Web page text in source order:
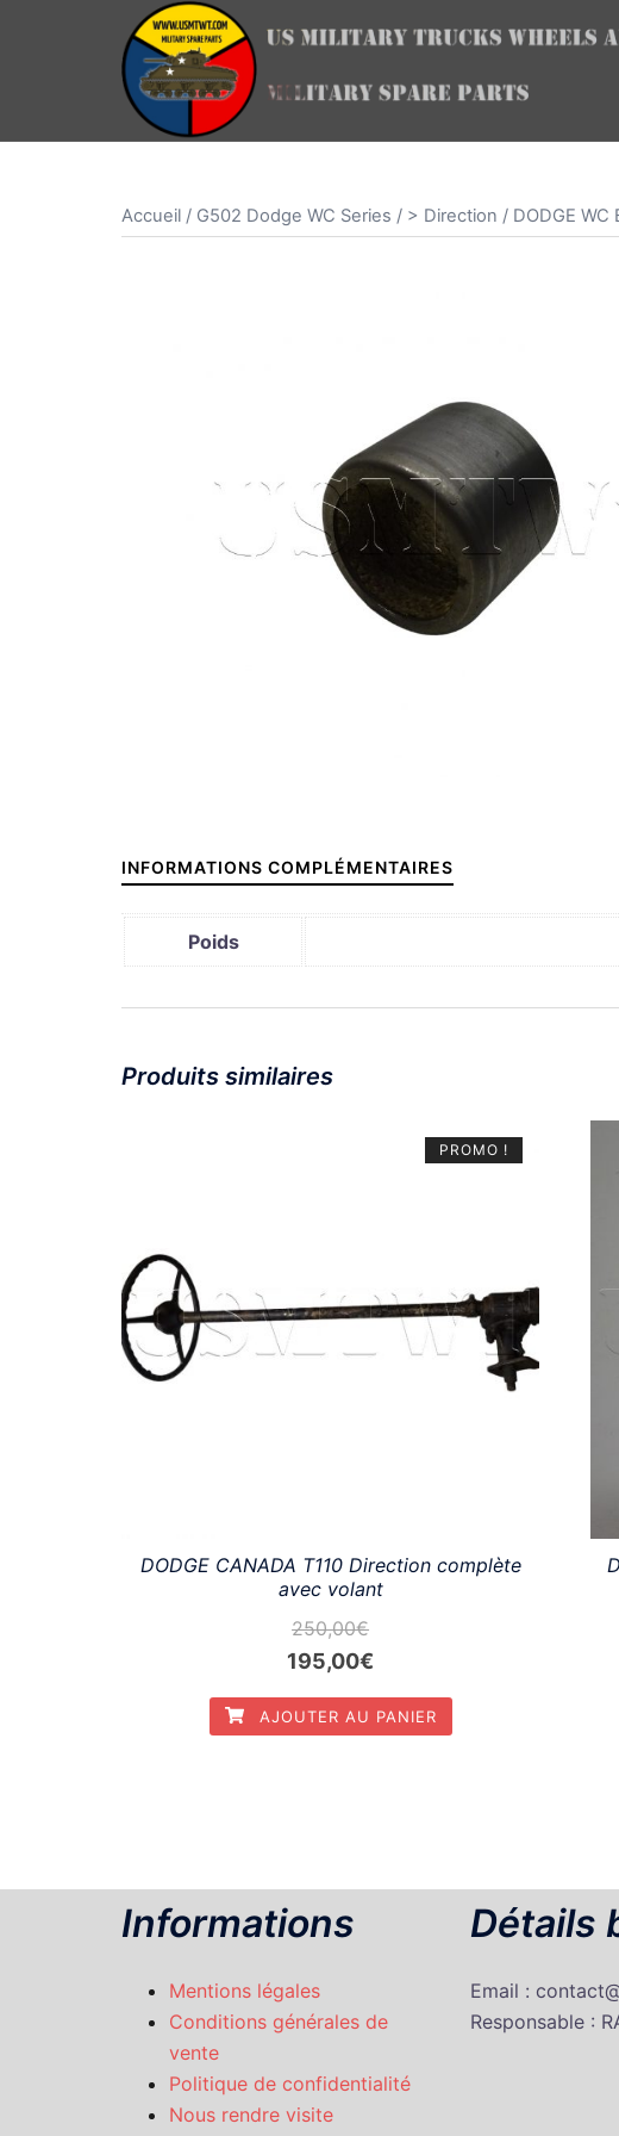
Accueil / G502 Dodge WC Series / > Direction / DODGE
INFORMATIONS COMPLÉMENTAIRES
Poids
Produits similaires
PROMO !
DODGE CANADA T110 Direction complète
avec volant
250,00€
Le
prix
initial
195,00€
prix
actuel
AJOUTER AU PANIER
Informations
Mentions légales
Conditions générales de
vente
Politique de confidentialité
Nous rendre visite
Détails
Email :
Responsable :